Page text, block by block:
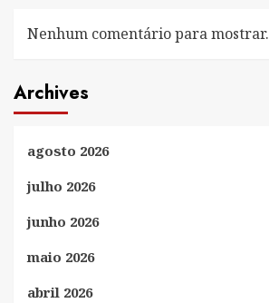
Nenhum comentário para mostrar.
Archives
agosto 2026
julho 2026
junho 2026
maio 2026
abril 2026